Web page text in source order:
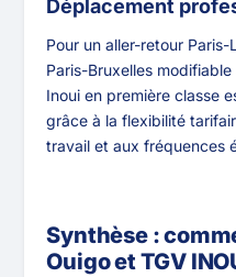
Déplacement
Pour un aller-retour
Paris-Bruxelles
Inoui en première classe
grâce à la flexibilité
travail et aux fréquences
Synthèse :
Ouigo et TGV